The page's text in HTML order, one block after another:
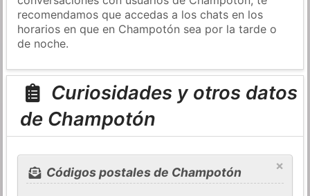
recomendamos que accedas a los chats en los
horarios en que en Champotón sea por la tarde o
de noche.
Curiosidades y otros datos
de Champotón
×
Códigos postales de Champotón